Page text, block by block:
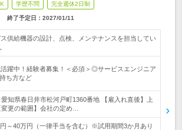
学歴不問 完全週休2日制
終了予定日： 2027/01/11
供給機器の設計、点検、メンテナンスを担当してい
躍中！経験者募集！＜必須＞◎サービスエンジニア
ち方など
知県春日井市松河戸町1360番地 【雇入れ直後】上
更の範囲】会社の定め…
～40万円（一律手当を含む）※試用期間3か月あり